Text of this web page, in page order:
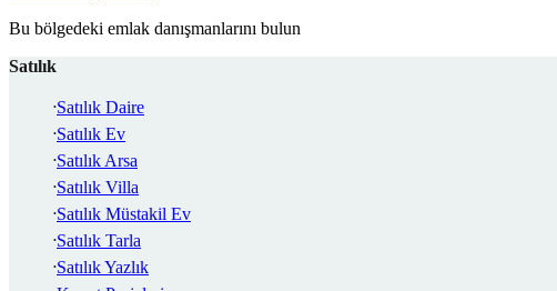
Bu bölgedeki emlak danışmanlarını bulun
Satılık
Satılık Daire
Satılık Ev
Satılık Arsa
Satılık Villa
Satılık Müstakil Ev
Satılık Tarla
Satılık Yazlık